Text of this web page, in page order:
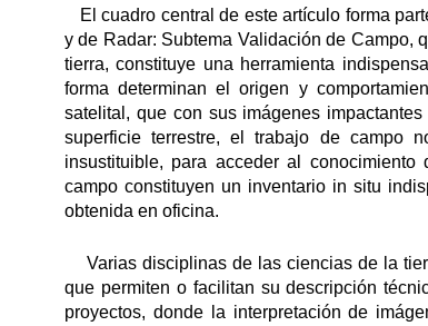
El cuadro central de este artículo forma
y de Radar: Subtema Validación de Campo,
tierra, constituye una herramienta
forma determinan el origen y
satelital, que con sus imágenes
superficie terrestre, el trabajo de campo
insustituible, para acceder al conocimiento
campo constituyen un inventario in situ
obtenida en oficina.
Varias disciplinas de las ciencias de la
que permiten o facilitan su descripción
proyectos, donde la interpretación de